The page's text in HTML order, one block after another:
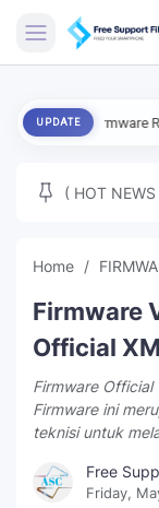
ENG
MICLOUD
NEXT
TUTORIAL
FFU UFI
UPDATE
Firmware Redmi Note
( HOT
Home
Firmware
Official
Firmware Official
Firmware ini
teknisi untuk
Free
Friday,